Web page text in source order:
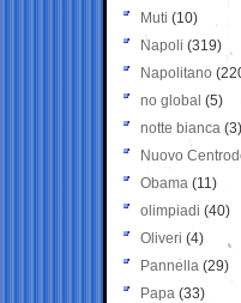
Muti (10)
Napoli (319)
Napolitano
no global (5)
notte bianca (3)
Nuovo
Obama (11)
olimpiadi (40)
Oliveri (4)
Pannella (29)
Papa (33)